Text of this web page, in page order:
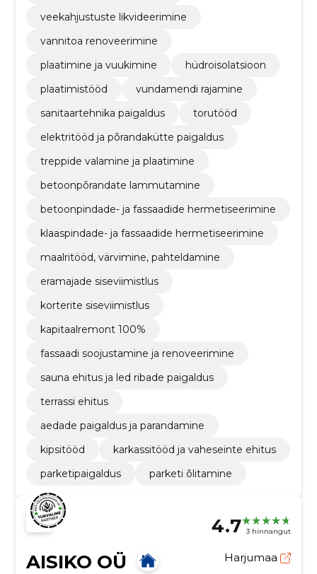
veekahjustuste likvideerimine
vannitoa renoveerimine
plaatimine ja vuukimine
hüdroisolatsioon
plaatimistööd
vundamendi rajamine
sanitaartehnika paigaldus
torutööd
elektritööd ja põrandakütte paigaldus
treppide valamine ja plaatimine
betoonpõrandate lammutamine
betoonpindade- ja fassaadide hermetiseerimine
klaaspindade- ja fassaadide hermetiseerimine
maalritööd, värvimine, pahteldamine
eramajade siseviimistlus
korterite siseviimistlus
kapitaalremont 100%
fassaadi soojustamine ja renoveerimine
sauna ehitus ja led ribade paigaldus
terrassi ehitus
aedade paigaldus ja parandamine
kipsitööd
karkassitööd ja vaheseinte ehitus
parketipaigaldus
parketi õlitamine
4.7 3 hinnangut
AISIKO OÜ Harjumaa